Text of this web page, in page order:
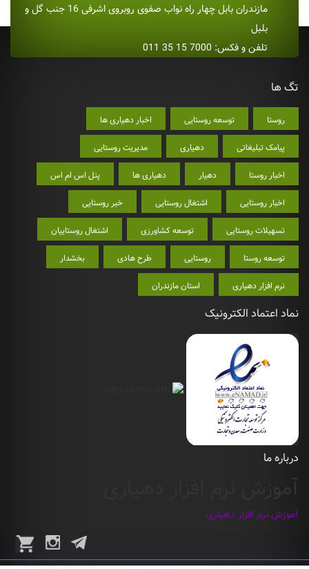
مازندران بابل چهار راه نواب صفوی روبروی اشرفی 16 جنب گل و
بلبل
تلفن و فکس: 7000 15 35 011
تگ ها
روستا توسعه روستایی اخبار دهیاری ها
پیامک تبلیغاتی دهیاری مدیریت روستایی
اخبار روستا دهیار دهیاری ها پنل اس ام اس
اخبار روستایی اشتغال روستایی خبر روستایی
تسهیلات روستایی توسعه کشاورزی اشتغال روستاییان
توسعه روستا روستایی طرح هادی بخشدار
نرم افزار دهیاری استان مازندران
نماد اعتماد الکترونیک
درباره ما
آموزش نرم افزار دهیاری